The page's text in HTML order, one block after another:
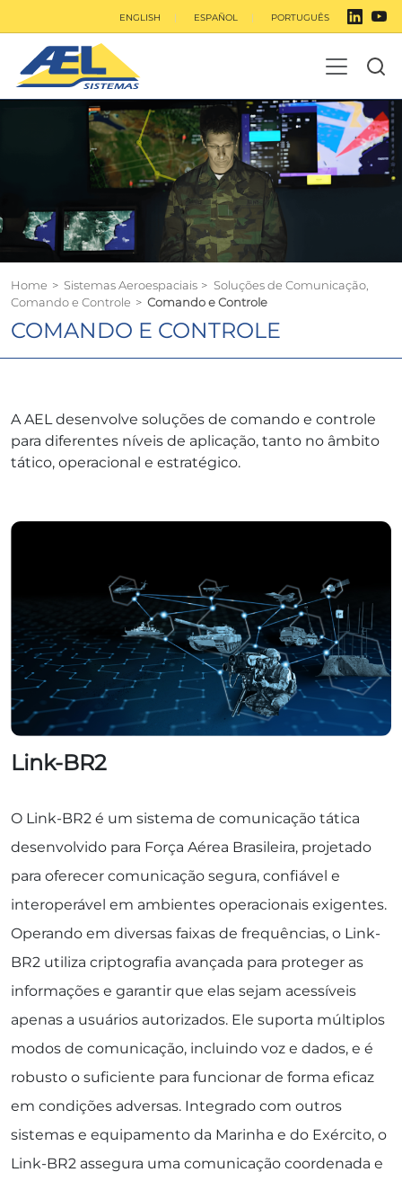
ENGLISH ESPAÑOL PORTUGUÊS
Home > Sistemas Aeroespaciais> Soluções de Comunicação,
Comando e Controle > Comando e Controle
COMANDO E CONTROLE
A AEL desenvolve soluções de comando e controle
para diferentes níveis de aplicação, tanto no âmbito
tático, operacional e estratégico.
Link-BR2
O Link-BR2 é um sistema de comunicação tática
desenvolvido para Força Aérea Brasileira, projetado
para oferecer comunicação segura, confiável e
interoperável em ambientes operacionais exigentes.
Operando em diversas faixas de frequências, o Link-
BR2 utiliza criptografia avançada para proteger as
informações e garantir que elas sejam acessíveis
apenas a usuários autorizados. Ele suporta múltiplos
modos de comunicação, incluindo voz e dados, e é
robusto o suficiente para funcionar de forma eficaz
em condições adversas. Integrado com outros
sistemas e equipamento da Marinha e do Exército, o
Link-BR2 assegura uma comunicação coordenada e